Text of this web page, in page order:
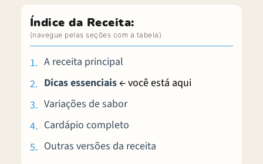
Índice da Receita:
A receita principal
Dicas essenciais← você está aqui
Variações de sabor
Cardápio completo
Outras versões da receita